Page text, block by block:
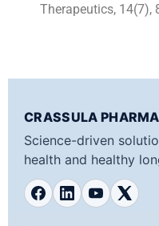
Therapeutics, 14(7),
CRASSULA
Science-driven
health and healthy